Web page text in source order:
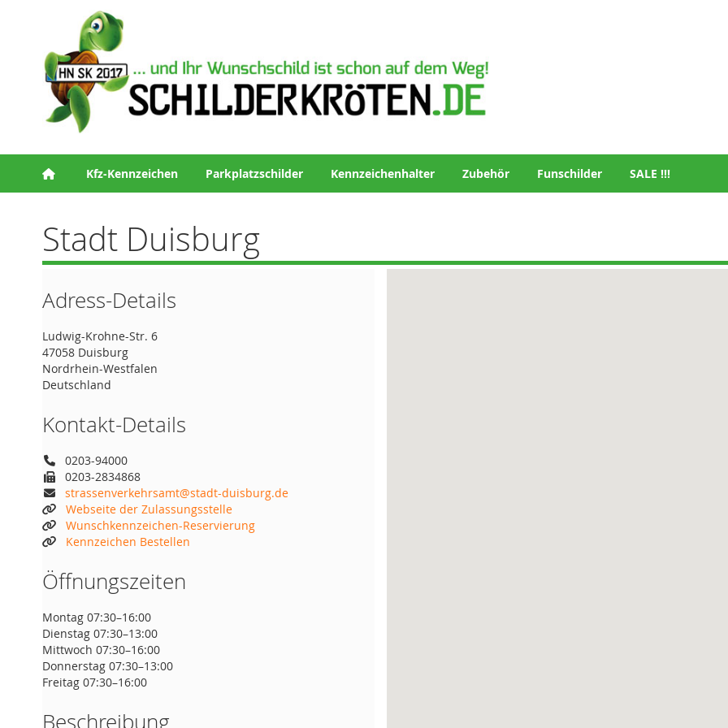
Kfz-Kennzeichen Parkplatzschilder Kennzeichenhalter Zubehör Funschilder SALE !!!
Stadt Duisburg
Adress-Details
Ludwig-Krohne-Str. 6
47058 Duisburg
Nordrhein-Westfalen
Deutschland
Kontakt-Details
0203-94000
0203-2834868
strassenverkehrsamt@stadt-duisburg.de
Webseite der Zulassungsstelle
Wunschkennzeichen-Reservierung
Kennzeichen Bestellen
Öffnungszeiten
Montag 07:30–16:00
Dienstag 07:30–13:00
Mittwoch 07:30–16:00
Donnerstag 07:30–13:00
Freitag 07:30–16:00
Beschreibung